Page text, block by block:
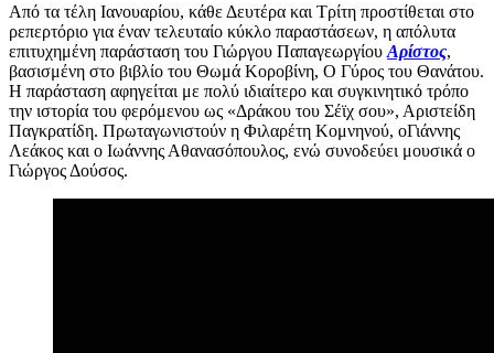
Από τα τέλη Ιανουαρίου, κάθε Δευτέρα και Τρίτη προστίθεται στο
ρεπερτόριο για έναν τελευταίο κύκλο παραστάσεων, η απόλυτα
επιτυχημένη παράσταση του Γιώργου Παπαγεωργίου Αρίστος,
βασισμένη στο βιβλίο του Θωμά Κοροβίνη, Ο Γύρος του Θανάτου.
Η παράσταση αφηγείται με πολύ ιδιαίτερο και συγκινητικό τρόπο
την ιστορία του φερόμενου ως «Δράκου του Σέϊχ σου», Αριστείδη
Παγκρατίδη. Πρωταγωνιστούν η Φιλαρέτη Κομνηνού, οΓιάννης
Λεάκος και ο Ιωάννης Αθανασόπουλος, ενώ συνοδεύει μουσικά ο
Γιώργος Δούσος.